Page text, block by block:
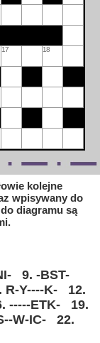
17 18
kolejne
wpisywany do
diagramu są
9. -BST-
R-Y----K-
12.
-----ETK-
19.
W-IC-
22.